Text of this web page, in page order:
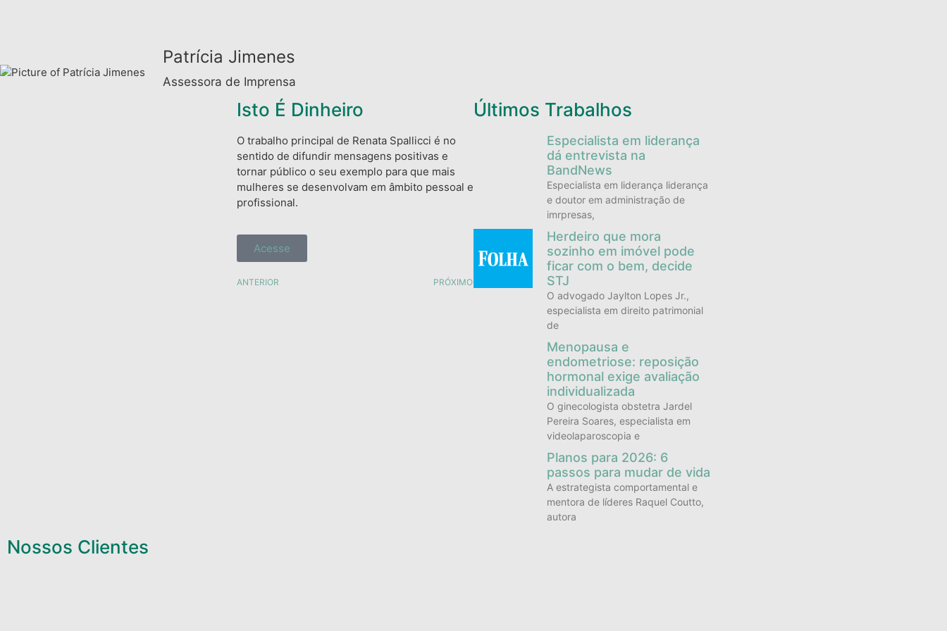
Patrícia Jimenes
Assessora de Imprensa
Isto É Dinheiro
O trabalho principal de Renata Spallicci é no
sentido de difundir mensagens positivas e
tornar público o seu exemplo para que mais
mulheres se desenvolvam em âmbito pessoal e
profissional.
Acesse
ANTERIOR PRÓXIMO
Últimos Trabalhos
Especialista em liderança
dá entrevista na
BandNews
Especialista em liderança liderança
e doutor em administração de
imrpresas,
Herdeiro que mora
sozinho em imóvel pode
ficar com o bem, decide
STJ
O advogado Jaylton Lopes Jr.,
especialista em direito patrimonial
de
Menopausa e
endometriose: reposição
hormonal exige avaliação
individualizada
O ginecologista obstetra Jardel
Pereira Soares, especialista em
videolaparoscopia e
Planos para 2026: 6
passos para mudar de vida
A estrategista comportamental e
mentora de líderes Raquel Coutto,
autora
Nossos Clientes